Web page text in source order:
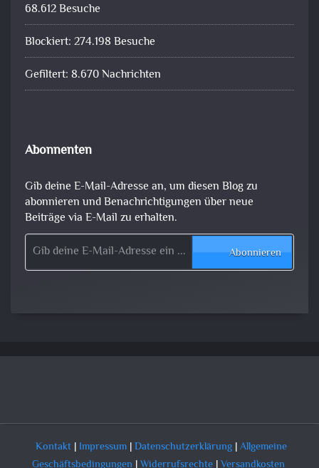
68.612 Besuche
Blockiert: 274.198 Besuche
Gefiltert: 8.670 Nachrichten
Abonnenten
Gib deine E-Mail-Adresse an, um diesen Blog zu
abonnieren und Benachrichtigungen über neue
Beiträge via E-Mail zu erhalten.
Gib deine E-Mail-Adresse ein ...
Abonnieren
Kontakt| Impressum|Datenschutzerklärung|Allgemeine